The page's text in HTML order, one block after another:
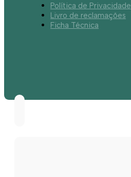
Política de Privacidade
Livro de reclamações
Ficha Técnica